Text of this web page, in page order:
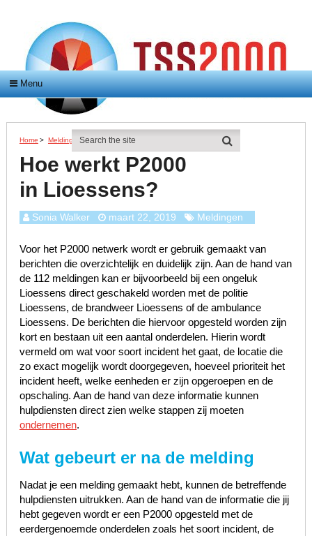
Menu
Home > Meldingen > Hoe Werkt P2000 In Lioessens?
Hoe werkt P2000
in Lioessens?
Sonia Walker maart 22, 2019 Meldingen
Voor het P2000 netwerk wordt er gebruik gemaakt van
berichten die overzichtelijk en duidelijk zijn. Aan de hand van
de 112 meldingen kan er bijvoorbeeld bij een ongeluk
Lioessens direct geschakeld worden met de politie
Lioessens, de brandweer Lioessens of de ambulance
Lioessens. De berichten die hiervoor opgesteld worden zijn
kort en bestaan uit een aantal onderdelen. Hierin wordt
vermeld om wat voor soort incident het gaat, de locatie die
zo exact mogelijk wordt doorgegeven, hoeveel prioriteit het
incident heeft, welke eenheden er zijn opgeroepen en de
opschaling. Aan de hand van deze informatie kunnen
hulpdiensten direct zien welke stappen zij moeten
ondernemen.
Wat gebeurt er na de melding
Nadat je een melding gemaakt hebt, kunnen de betreffende
hulpdiensten uitrukken. Aan de hand van de informatie die jij
hebt gegeven wordt er een P2000 opgesteld met de
eerdergenoemde onderdelen zoals het soort incident, de